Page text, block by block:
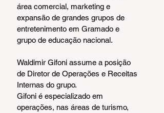
área comercial, marketing e
expansão de grandes grupos de
entretenimento em Gramado e
grupo de educação nacional.
Waldimir Gifoni assume a posição
de Diretor de Operações e Receitas
Internas do grupo.
Gifoni é especializado em
operações, nas áreas de turismo,